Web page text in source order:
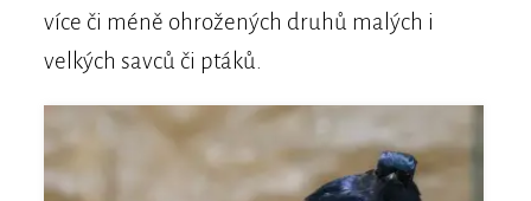
více či méně ohrožených druhů malých i
velkých savců či ptáků.